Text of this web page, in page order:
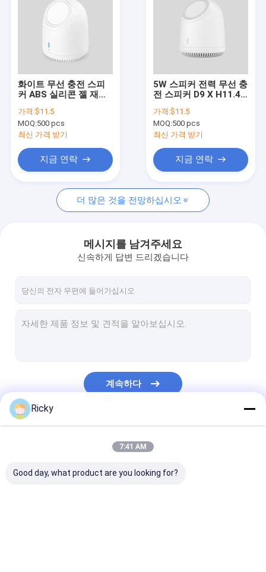
동영상
VR 쇼
우리에 대하여
품질 관리
연락주세요
오지 블루투스 스피커
무선 블루투스 스피커
야외 파티 의장
주도의 라이트 블루투스 스피커
무선 충전기 스피커
화이트 무선 충전 스피
커 ABS 실리콘 젤 재생
가격:$11.5
MOQ:500 pcs
최신 가격 받기
지금 연락
5W 스피커 전력 무선 충
전 스피커 D9 X H11.4
가격:$11.5
MOQ:500 pcs
최신 가격 받기
지금 연락
더 많은 것을 전망하십시오
메시지를 남겨주세요
신속하게 답변 드리겠습니다
계속하다
Ricky
7:41 AM
Good day, what product are you looking for?